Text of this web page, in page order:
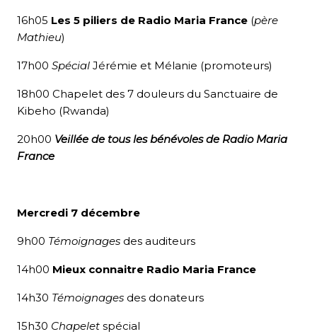
16h05 Les 5 piliers de Radio Maria France (père
Mathieu)
17h00 Spécial Jérémie et Mélanie (promoteurs)
18h00 Chapelet des 7 douleurs du Sanctuaire de
Kibeho (Rwanda)
20h00 Veillée de tous les bénévoles de Radio Maria
France
Mercredi 7 décembre
9h00 Témoignages des auditeurs
14h00 Mieux connaitre Radio Maria France
14h30 Témoignages des donateurs
15h30 Chapelet spécial